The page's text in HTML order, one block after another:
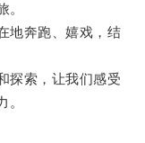
奔跑、嬉戏，结
索，让我们感受
。